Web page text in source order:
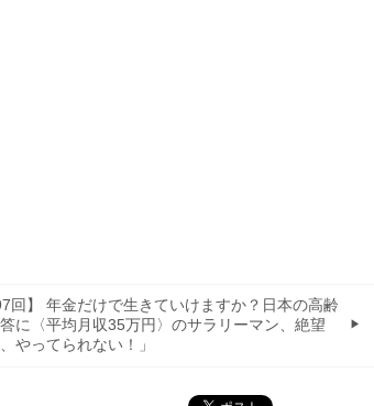
回】 年金だけで生きていけますか？日本の高齢
に〈平均月収35万円〉のサラリーマン、絶望
、やってられない！」